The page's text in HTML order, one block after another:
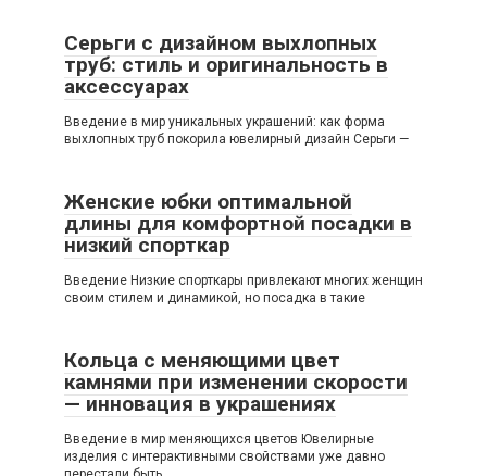
Серьги с дизайном выхлопных
труб: стиль и оригинальность в
аксессуарах
Введение в мир уникальных украшений: как форма
выхлопных труб покорила ювелирный дизайн Серьги —
Женские юбки оптимальной
длины для комфортной посадки в
низкий спорткар
Введение Низкие спорткары привлекают многих женщин
своим стилем и динамикой, но посадка в такие
Кольца с меняющими цвет
камнями при изменении скорости
— инновация в украшениях
Введение в мир меняющихся цветов Ювелирные
изделия с интерактивными свойствами уже давно